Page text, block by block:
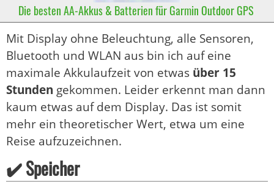
Die besten AA-Akkus & Batterien für Garmin Outdoor GPS
Mit Display ohne Beleuchtung, alle Sensoren,
Bluetooth und WLAN aus bin ich auf eine
maximale Akkulaufzeit von etwas über 15
Stunden gekommen. Leider erkennt man dann
kaum etwas auf dem Display. Das ist somit
mehr ein theoretischer Wert, etwa um eine
Reise aufzuzeichnen.
✔️ Speicher